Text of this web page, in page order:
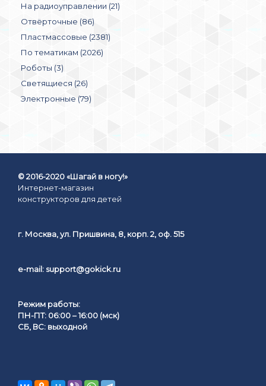
На радиоуправлении (21)
Отвёрточные (86)
Пластмассовые (2381)
По тематикам (2026)
Роботы (3)
Светящиеся (26)
Электронные (79)
© 2016-2020 «Шагай в ногу!»
Интернет-магазин
конструкторов для детей
г. Москва, ул. Пришвина, 8, корп. 2, оф. 515
e-mail: support@gokick.ru
Режим работы:
ПН-ПТ: 06:00 – 16:00 (мск)
СБ, ВС: выходной